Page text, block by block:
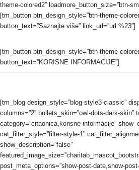
theme-colored2” loadmore_button_size=”btn-
[tm_button btn_design_style=”btn-theme-
button_text=”Saznajte više” link_url=”url:%23”]
[tm_button btn_design_style=”btn-theme-
button_text=”KORISNE INFORMACIJE”]
[tm_blog design_style=”blog-style3-classic”
columns=”2” bullets_skin=”owl-dots-dark-skin”
category=”citaonica,korisne-informacije”
cat_filter_style=”filter-style-1”
show_description=”false”
post_meta_options=”show-post-date,show-